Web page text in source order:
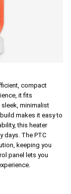
compact
it fits
minimalist
makes it easy to
this heater
days. The PTC
keeping you
panel lets you